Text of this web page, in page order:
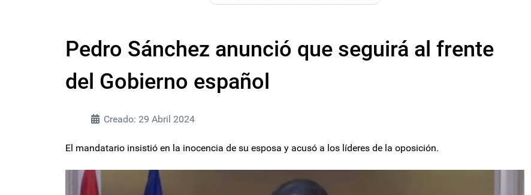
Pedro Sánchez anunció que seguirá al frente
del Gobierno español
Creado: 29 Abril 2024
El mandatario insistió en la inocencia de su esposa y acusó a los líderes de la oposición.